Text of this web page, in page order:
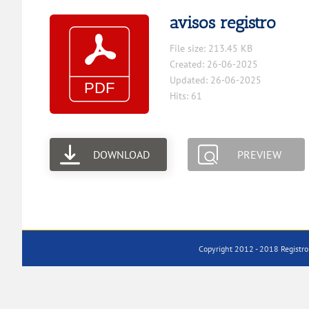
avisos registro
File size: 213.45 KB
Created: 26-06-2025
Updated: 26-06-2025
Hits: 61
DOWNLOAD PREVIEW
Copyright 2012 - 2018